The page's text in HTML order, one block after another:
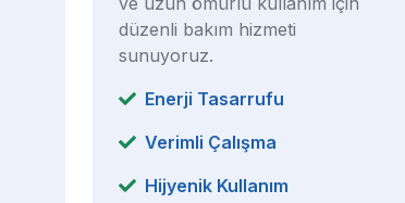
düzenli bakım hizmeti
sunuyoruz.
Enerji Tasarrufu
Verimli Çalışma
Hijyenik Kullanım